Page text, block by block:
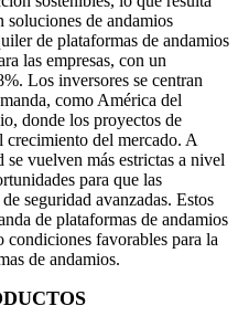
soluciones de andamios
de plataformas de andamios
las empresas, con un
Los inversores se centran
como América del
donde los proyectos de
crecimiento del mercado. A
se vuelven más estrictas a nivel
para que las
seguridad avanzadas. Estos
de plataformas de andamios
condiciones favorables para la
de andamios.